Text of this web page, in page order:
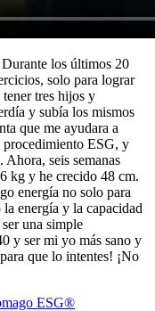
los últimos 20
solo para lograr
tres hijos y
y subía los mismos
que me ayudara a
procedimiento ESG, y
Ahora, seis semanas
kg y he crecido 48 cm.
energía no solo para
energía y la capacidad
una simple
y ser mi yo más sano y
que lo intentes! ¡No
ESG®